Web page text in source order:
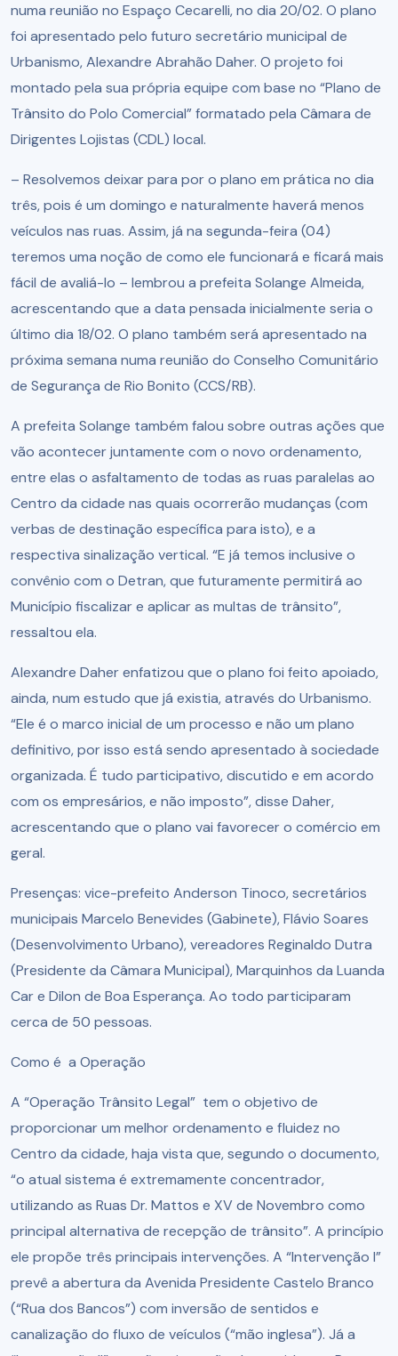
numa reunião no Espaço Cecarelli, no dia 20/02. O plano
foi apresentado pelo futuro secretário municipal de
Urbanismo, Alexandre Abrahão Daher. O projeto foi
montado pela sua própria equipe com base no “Plano de
Trânsito do Polo Comercial” formatado pela Câmara de
Dirigentes Lojistas (CDL) local.
– Resolvemos deixar para por o plano em prática no dia
três, pois é um domingo e naturalmente haverá menos
veículos nas ruas. Assim, já na segunda-feira (04)
teremos uma noção de como ele funcionará e ficará mais
fácil de avaliá-lo – lembrou a prefeita Solange Almeida,
acrescentando que a data pensada inicialmente seria o
último dia 18/02. O plano também será apresentado na
próxima semana numa reunião do Conselho Comunitário
de Segurança de Rio Bonito (CCS/RB).
A prefeita Solange também falou sobre outras ações que
vão acontecer juntamente com o novo ordenamento,
entre elas o asfaltamento de todas as ruas paralelas ao
Centro da cidade nas quais ocorrerão mudanças (com
verbas de destinação específica para isto), e a
respectiva sinalização vertical. “E já temos inclusive o
convênio com o Detran, que futuramente permitirá ao
Município fiscalizar e aplicar as multas de trânsito”,
ressaltou ela.
Alexandre Daher enfatizou que o plano foi feito apoiado,
ainda, num estudo que já existia, através do Urbanismo.
“Ele é o marco inicial de um processo e não um plano
definitivo, por isso está sendo apresentado à sociedade
organizada. É tudo participativo, discutido e em acordo
com os empresários, e não imposto”, disse Daher,
acrescentando que o plano vai favorecer o comércio em
geral.
Presenças: vice-prefeito Anderson Tinoco, secretários
municipais Marcelo Benevides (Gabinete), Flávio Soares
(Desenvolvimento Urbano), vereadores Reginaldo Dutra
(Presidente da Câmara Municipal), Marquinhos da Luanda
Car e Dilon de Boa Esperança. Ao todo participaram
cerca de 50 pessoas.
Como é a Operação
A “Operação Trânsito Legal” tem o objetivo de
proporcionar um melhor ordenamento e fluidez no
Centro da cidade, haja vista que, segundo o documento,
“o atual sistema é extremamente concentrador,
utilizando as Ruas Dr. Mattos e XV de Novembro como
principal alternativa de recepção de trânsito”. A princípio
ele propõe três principais intervenções. A “Intervenção I”
prevê a abertura da Avenida Presidente Castelo Branco
(“Rua dos Bancos”) com inversão de sentidos e
canalização do fluxo de veículos (“mão inglesa”). Já a